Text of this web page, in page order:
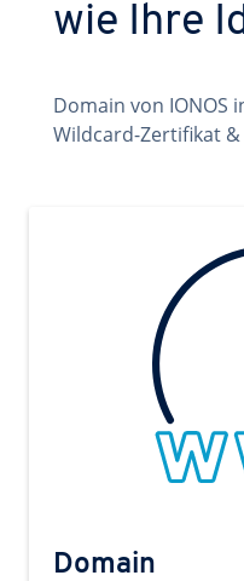
wie Ihre
Domain von IONOS
Wildcard-Zertifikat
Domain